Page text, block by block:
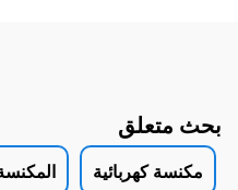
بحث متعلق
مكنسة كهربائية